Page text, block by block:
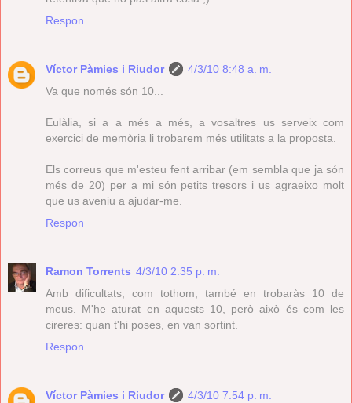
Respon
Víctor Pàmies i Riudor
4/3/10 8:48 a. m.
Va que només són 10...
Eulàlia, si a a més a més, a vosaltres us serveix com
exercici de memòria li trobarem més utilitats a la proposta.
Els correus que m'esteu fent arribar (em sembla que ja són
més de 20) per a mi són petits tresors i us agraeixo molt
que us aveniu a ajudar-me.
Respon
Ramon Torrents 4/3/10 2:35 p. m.
Amb dificultats, com tothom, també en trobaràs 10 de
meus. M'he aturat en aquests 10, però això és com les
cireres: quan t'hi poses, en van sortint.
Respon
Víctor Pàmies i Riudor
4/3/10 7:54 p. m.